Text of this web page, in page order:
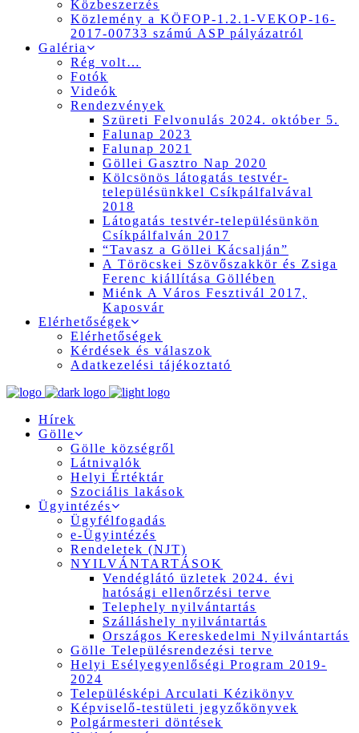
Közbeszerzés
Közlemény a KÖFOP-1.2.1-VEKOP-16-
2017-00733 számú ASP pályázatról
Galéria
Rég volt…
Fotók
Videók
Rendezvények
Szüreti Felvonulás 2024. október 5.
Falunap 2023
Falunap 2021
Göllei Gasztro Nap 2020
Kölcsönös látogatás testvér-
településünkkel Csíkpálfalvával
2018
Látogatás testvér-településünkön
Csíkpálfalván 2017
“Tavasz a Göllei Kácsalján”
A Töröcskei Szövőszakkör és Zsiga
Ferenc kiállítása Göllében
Miénk A Város Fesztivál 2017,
Kaposvár
Elérhetőségek
Elérhetőségek
Kérdések és válaszok
Adatkezelési tájékoztató
Hírek
Gölle
Gölle községről
Látnivalók
Helyi Értéktár
Szociális lakások
Ügyintézés
Ügyfélfogadás
e-Ügyintézés
Rendeletek (NJT)
NYILVÁNTARTÁSOK
Vendéglátó üzletek 2024. évi
hatósági ellenőrzési terve
Telephely nyilvántartás
Szálláshely nyilvántartás
Országos Kereskedelmi Nyilvántartás
Gölle Településrendezési terve
Helyi Esélyegyenlőségi Program 2019-
2024
Településképi Arculati Kézikönyv
Képviselő-testületi jegyzőkönyvek
Polgármesteri döntések